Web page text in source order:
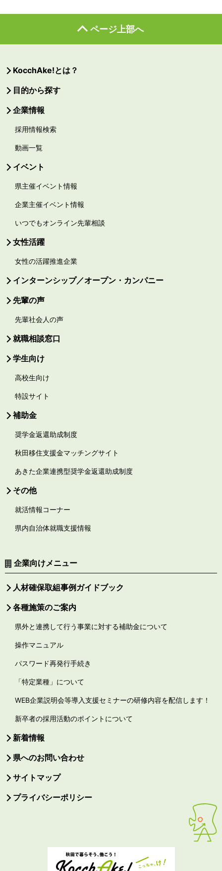
ページ上部へ
KocchAke!とは？
目的から探す
企業情報
採用情報検索
動画一覧
イベント
県主催イベント情報
企業主催イベント情報
いつでもオンライン先輩相談
女性活躍
女性の活躍推進企業
インターンシップ／オープン・カンパニー
先輩の声
先輩社会人の声
就職相談窓口
学生向け
高校生向け
特設サイト
補助金
奨学金返還助成制度
秋田移住支援金マッチングサイト
あきた企業連携型奨学金返還助成制度
その他
就活情報コーナー
県内自治体就職支援情報
企業向けメニュー
人材確保取組事例ガイドブック
各種施策のご案内
県外と連携して行う事業に対する補助金について
操作マニュアル
パスワード再発行手続き
「特定業種」について
WEB企業説明会等導入支援セミナーの研修内容を配信します！
新卒者の採用活動のポイントについて
新着情報
県へのお問い合わせ
サイトマップ
プライバシーポリシー